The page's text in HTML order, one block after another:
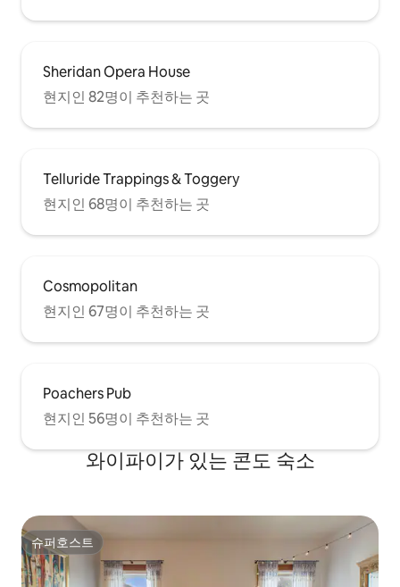
Sheridan Opera House
현지인 82명이 추천하는 곳
Telluride Trappings & Toggery
현지인 68명이 추천하는 곳
Cosmopolitan
현지인 67명이 추천하는 곳
Poachers Pub
현지인 56명이 추천하는 곳
와이파이가 있는 콘도 숙소
슈퍼호스트
슈퍼호스트